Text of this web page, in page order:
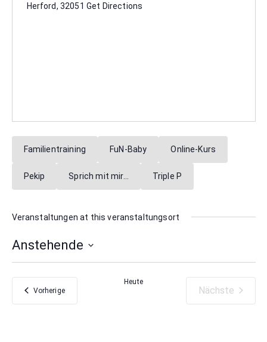
Herford, 32051 Get Directions
Familientraining FuN-Baby Online-Kurs
Pekip Sprich mit mir… Triple P
Veranstaltungen at this veranstaltungsort
Anstehende
Datum
wählen.
VorherigeVeranstaltungen
Heute
Nächste